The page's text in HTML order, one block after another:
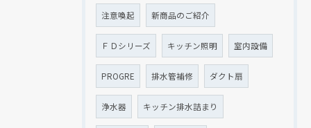
注意喚起 新商品のご紹介
ＦＤシリーズ キッチン照明 室内設備
PROGRE 排水管補修 ダクト扇
浄水器 キッチン排水詰まり